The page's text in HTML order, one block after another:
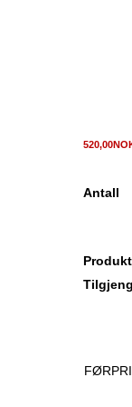
Antall